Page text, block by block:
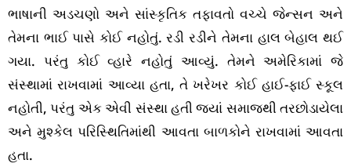
ભાષાની અડચણો અને સાંસ્કૃતિક તફાવતો વચ્ચે જેન્સન અને
તેમના ભાઈ પાસે કોઈ નહોતું. રડી રડીને તેમના હાલ બેહાલ થઈ
ગયા. પરંતુ કોઈ વ્હારે નહોતું આવ્યું. તેમને અમેરિકામાં જે
સંસ્થામાં રાખવામાં આવ્યા હતા, તે ખરેખર કોઈ હાઈ-ફાઈ સ્કૂલ
નહોતી, પરંતુ એક એવી સંસ્થા હતી જ્યાં સમાજથી તરછોડાયેલા
અને મુશ્કેલ પરિસ્થિતિમાંથી આવતા બાળકોને રાખવામાં આવતા
હતા.